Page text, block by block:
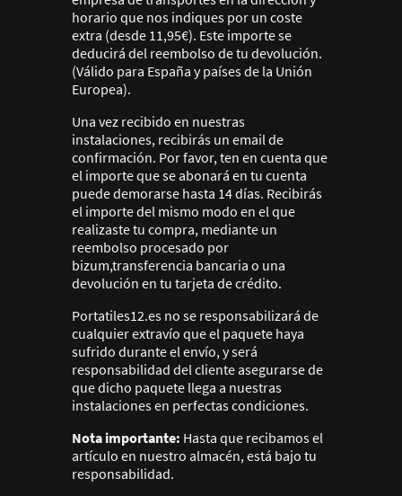
horario que nos indiques por un coste
extra (desde 11,95€). Este importe se
deducirá del reembolso de tu devolución.
(Válido para España y países de la Unión
Europea).
Una vez recibido en nuestras
instalaciones, recibirás un email de
confirmación. Por favor, ten en cuenta que
el importe que se abonará en tu cuenta
puede demorarse hasta 14 días. Recibirás
el importe del mismo modo en el que
realizaste tu compra, mediante un
reembolso procesado por
bizum,transferencia bancaria o una
devolución en tu tarjeta de crédito.
Portatiles12.es no se responsabilizará de
cualquier extravío que el paquete haya
sufrido durante el envío, y será
responsabilidad del cliente asegurarse de
que dicho paquete llega a nuestras
instalaciones en perfectas condiciones.
Nota importante: Hasta que recibamos el
artículo en nuestro almacén, está bajo tu
responsabilidad.